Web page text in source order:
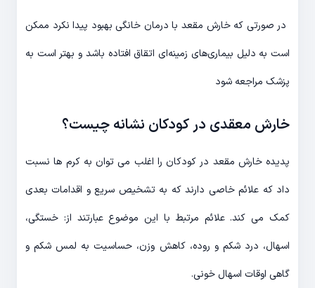
‌ در صورتی که خارش مقعد با درمان خانگی بهبود پیدا نکرد ممکن
است به دلیل بیماری‌های زمینه‌ای اتقاق افتاده باشد و بهتر است به
پزشک مراجعه شود
خارش معقدی در کودکان نشانه چیست؟
پدیده خارش مقعد در کودکان را اغلب می توان به کرم ها نسبت
داد که علائم خاصی دارند که به تشخیص سریع و اقدامات بعدی
کمک می کند. علائم مرتبط با این موضوع عبارتند از: خستگی،
اسهال، درد شکم و روده، کاهش وزن، حساسیت به لمس شکم و
گاهی اوقات اسهال خونی.